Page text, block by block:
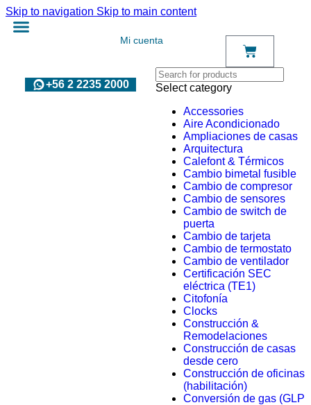
Skip to navigation Skip to main content
Mi cuenta
+56 2 2235 2000
Select category
Accessories
Aire Acondicionado
Ampliaciones de casas
Arquitectura
Calefont & Térmicos
Cambio bimetal fusible
Cambio de compresor
Cambio de sensores
Cambio de switch de
puerta
Cambio de tarjeta
Cambio de termostato
Cambio de ventilador
Certificación SEC
eléctrica (TE1)
Citofonía
Clocks
Construcción &
Remodelaciones
Construcción de casas
desde cero
Construcción de oficinas
(habilitación)
Conversión de gas (GLP